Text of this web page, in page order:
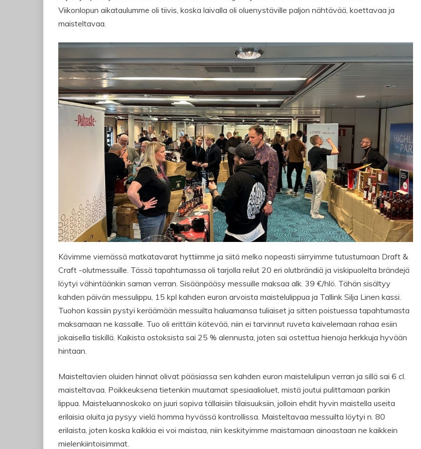
Viikonlopun aikataulumme oli tiivis, koska laivalla oli oluenystäville paljon nähtävää, koettavaa ja
maisteltavaa.
Kävimme viemässä matkatavarat hyttiimme ja siitä melko nopeasti siirryimme tutustumaan Draft &
Craft -olutmessuille. Tässä tapahtumassa oli tarjolla reilut 20 eri olutbrändiä ja viskipuolelta brändejä
löytyi vähintäänkin saman verran. Sisäänpääsy messuille maksaa alk. 39 €/hlö. Tähän sisältyy
kahden päivän messulippu, 15 kpl kahden euron arvoista maistelulippua ja Tallink Silja Linen kassi.
Tuohon kassiin pystyi keräämään messuilta haluamansa tuliaiset ja sitten poistuessa tapahtumasta
maksamaan ne kassalle. Tuo oli erittäin kätevää, niin ei tarvinnut ruveta kaivelemaan rahaa esiin
jokaisella tiskillä. Kaikista ostoksista sai 25 % alennusta, joten sai ostettua hienoja herkkuja hyvään
hintaan.
Maisteltavien oluiden hinnat olivat pääsiassa sen kahden euron maistelulipun verran ja sillä sai 6 cl.
maisteltavaa. Poikkeuksena tietenkin muutamat spesiaalioluet, mistä joutui pulittamaan parikin
lippua. Maisteluannoskoko on juuri sopiva tällaisiin tilaisuuksiin, jolloin ehdit hyvin maistella useita
erilaisia oluita ja pysyy vielä homma hyvässä kontrollissa. Maisteltavaa messuilta löytyi n. 80
erilaista, joten koska kaikkia ei voi maistaa, niin keskityimme maistamaan ainoastaan ne kaikkein
mielenkiintoisimmat.